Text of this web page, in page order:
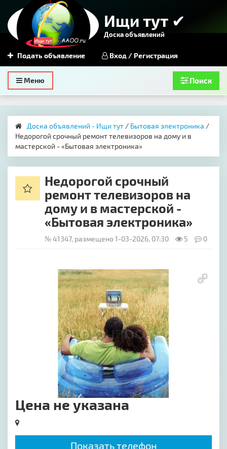
Ищи тут ✔
Доска объявлений
Подать объявление Вход / Регистрация
Toggle
navigation
Меню Поиск
Доска объявлений - Ищи тут / Бытовая электроника /
Недорогой срочный ремонт телевизоров на дому и в
мастерской - «Бытовая электроника»
Недорогой срочный
ремонт телевизоров на
дому и в мастерской -
«Бытовая электроника»
№ 41347, размещено 1-03-2026, 07:30 5 0
Цена не указана
Показать телефон